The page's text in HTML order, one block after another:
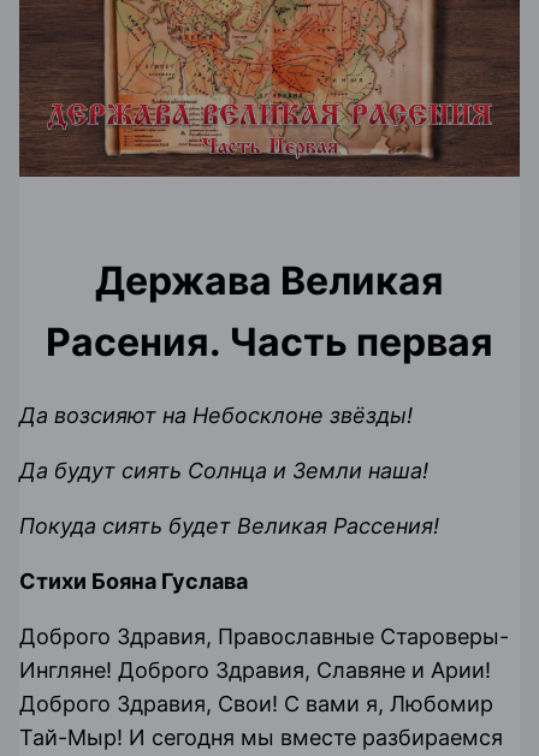
Держава Великая
Расения. Часть первая
Да возсияют на Небосклоне звёзды!
Да будут сиять Солнца и Земли наша!
Покуда сиять будет Великая Рассения!
Стихи Бояна Гуслава
Доброго Здравия, Православные Староверы-
Ингляне! Доброго Здравия, Славяне и Арии!
Доброго Здравия, Свои! С вами я, Любомир
Тай-Мыр! И сегодня мы вместе разбираемся